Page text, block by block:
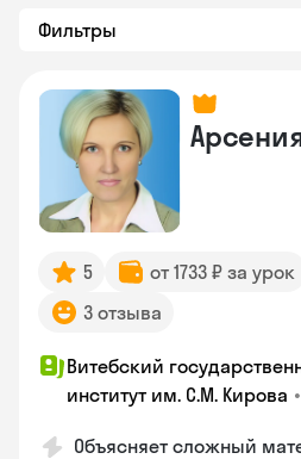
Фильтры
5 от 1733 ₽ за урок
3 отзыва
Витебский
институт им. С.М. Кирова •
Объясняет сложный